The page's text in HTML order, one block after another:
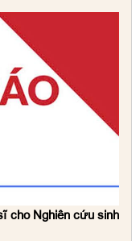
cho Nghiên cứu sinh